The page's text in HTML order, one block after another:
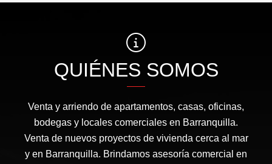
QUIÉNES SOMOS
Venta y arriendo de apartamentos, casas, oficinas,
bodegas y locales comerciales en Barranquilla.
Venta de nuevos proyectos de vivienda cerca al mar
y en Barranquilla. Brindamos asesoría comercial en